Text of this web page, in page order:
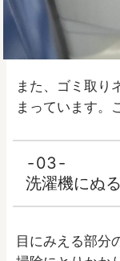
また、ゴミ取り
まっています。
03
洗濯機にぬ
目にみえる部分